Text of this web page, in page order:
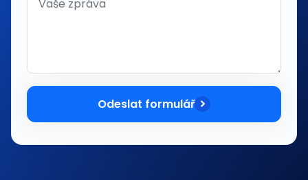
Odeslat formulář